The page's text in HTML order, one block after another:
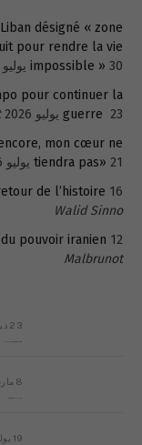
désigné « zone
pour rendre la vie
impossible » 30 يوليو 2026
pour continuer la
guerre 23 يوليو 2026
mon cœur ne
tiendra pas» 21 يوليو 2026
de l’histoire 16 يوليو 2026
Walid Sinno
pouvoir iranien 12 يوليو 2026
Malbrunot
23 ديسمبر 2011
8 مارس 2008
19 يوليو 2023